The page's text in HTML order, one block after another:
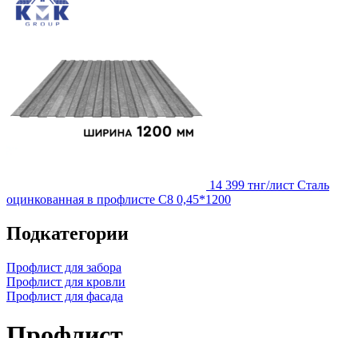
14 399 тнг/лист Сталь
оцинкованная в профлисте С8 0,45*1200
Подкатегории
Профлист для забора
Профлист для кровли
Профлист для фасада